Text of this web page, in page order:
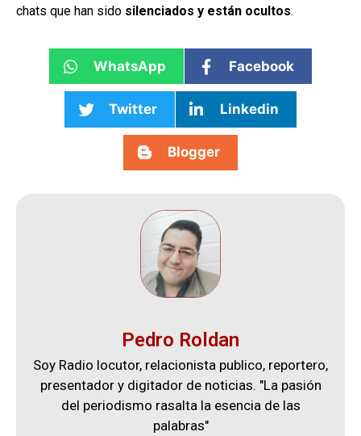
chats que han sido silenciados y están ocultos.
WhatsApp Facebook
Twitter Linkedin
Blogger
Pedro Roldan
Soy Radio locutor, relacionista publico, reportero,
presentador y digitador de noticias. "La pasión
del periodismo rasalta la esencia de las
palabras"